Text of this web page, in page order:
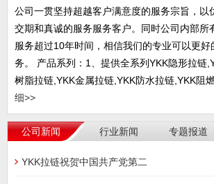
公司一贯坚持超越客户满意度的服务宗旨，以
交期和真诚的服务服务客户。同时公司内部所
服务超过10年时间，相信我们的专业可以更好
务。 产品系列：1、提供全系列YKK隐形拉链
树脂拉链,YKK金属拉链,YKK防水拉链,YKK阻
细>>
公司新闻 行业新闻 专题报道
YKK拉链祝贺中国共产党第二